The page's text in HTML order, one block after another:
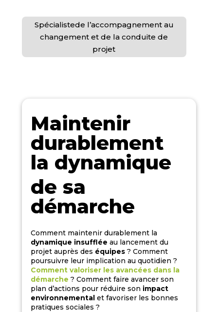
Spécialistede l’accompagnement au
changement et de la conduite de
projet
Maintenir
durablement
la dynamique
de sa
démarche
Comment maintenir durablement la
dynamique insufflée au lancement du
projet auprès des équipes? Comment
poursuivre leur implication au quotidien ?
Comment valoriser les avancées dans la
démarche ? Comment faire avancer son
plan d’actions pour réduire son impact
environnementalet favoriser les bonnes
pratiques sociales ?